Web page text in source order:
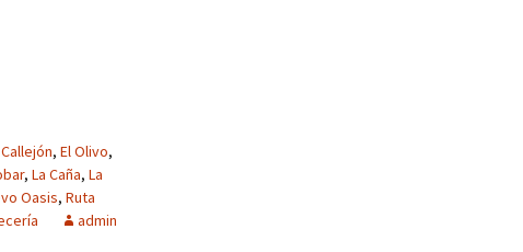
, El Olivo,
, La Caña, La
Oasis, Ruta
admin